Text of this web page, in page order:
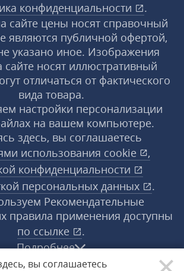
вы соглашаетесь
конфиденциальности
.
сайте цены носят справочный
являются публичной офертой,
указано иное. Изображения
сайте носят иллюстративный
отличаться от фактического
вида товара.
настройки персонализации
на вашем компьютере.
здесь, вы соглашаетесь
использования cookie
,
конфиденциальности
персональных данных
.
Рекомендательные
правила применения доступны
по ссылке
.
Подробнее